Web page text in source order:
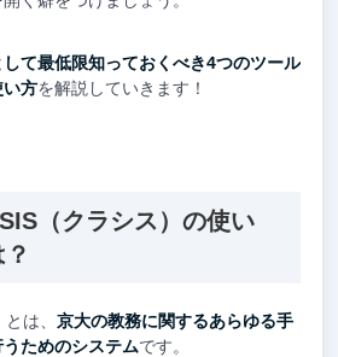
て最低限知っておくべき4つのツール
方を解説していきます！
（クラシス）の使い
は、 京大の教務に関するあらゆる手
ためのシステムです。